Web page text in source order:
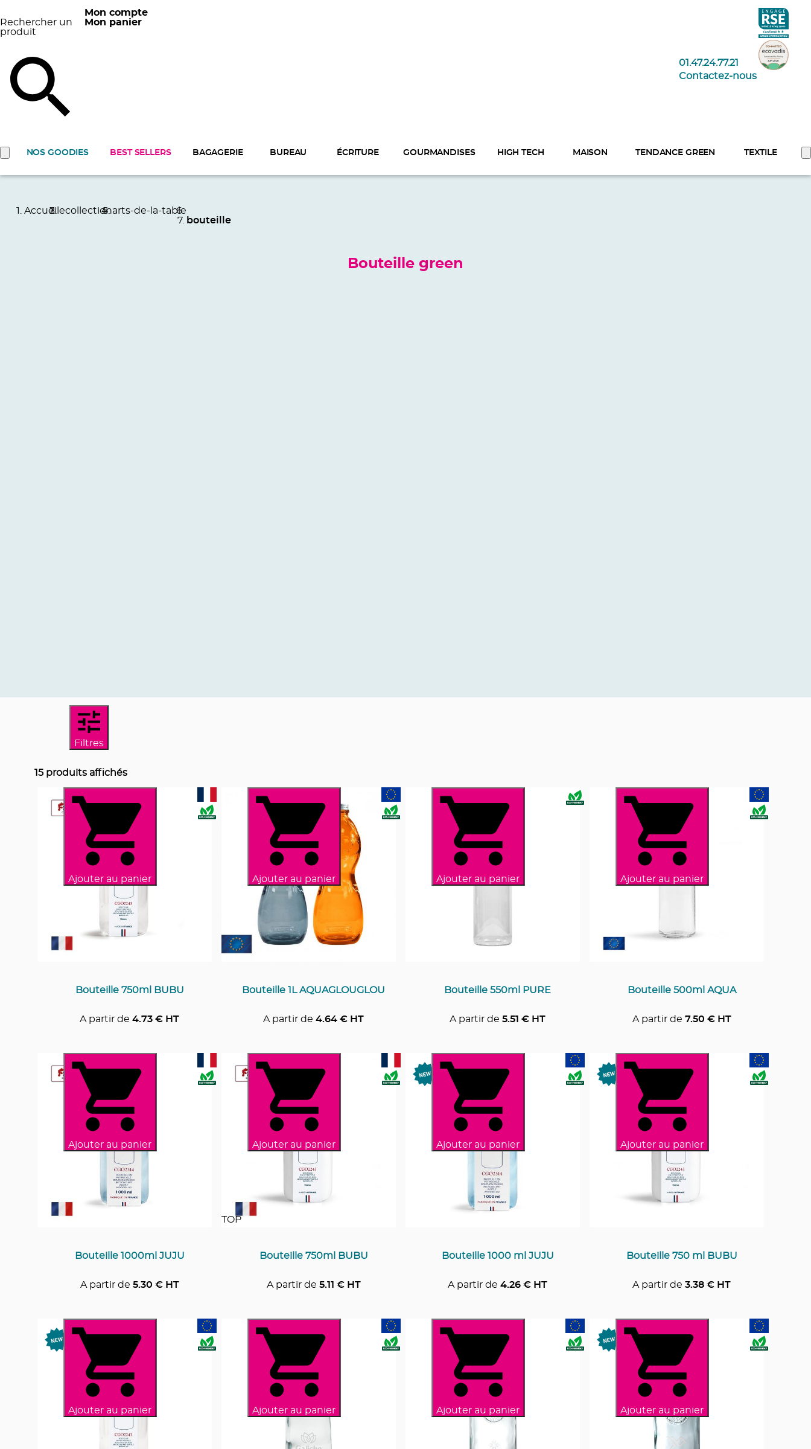
Rechercher un
produit
Mon compte
Mon panier
01.47.24.77.21
Contactez-nous
NOS GOODIES BEST SELLERS BAGAGERIE BUREAU ÉCRITURE GOURMANDISES HIGH TECH MAISON TENDANCE GREEN TEXTILE
Accueil ecollectionarts-de-la-table
bouteille
Bouteille green
Filtres
15 produits affichés
Ajouter au panier
Bouteille 750ml BUBU
A partir de 4.73 € HT
Ajouter au panier
Bouteille 1L AQUAGLOUGLOU
A partir de 4.64 € HT
Ajouter au panier
Bouteille 550ml PURE
A partir de 5.51 € HT
Ajouter au panier
Bouteille 500ml AQUA
A partir de 7.50 € HT
Ajouter au panier
Bouteille 1000ml JUJU
A partir de 5.30 € HT
TOP
Ajouter au panier
Bouteille 750ml BUBU
A partir de 5.11 € HT
Ajouter au panier
Bouteille 1000 ml JUJU
A partir de 4.26 € HT
Ajouter au panier
Bouteille 750 ml BUBU
A partir de 3.38 € HT
Ajouter au panier Ajouter au panier Ajouter au panier Ajouter au panier